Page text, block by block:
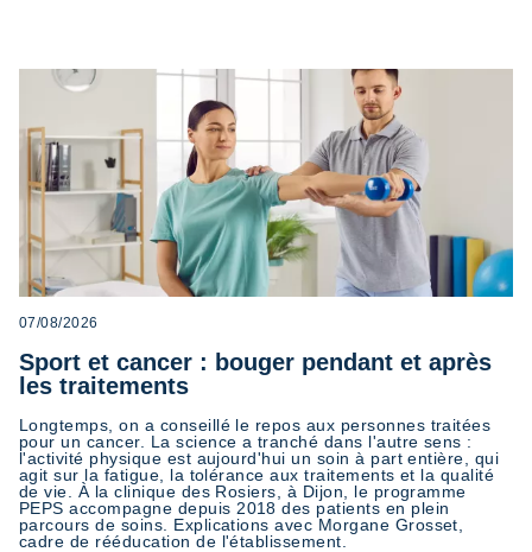
07/08/2026
Sport et cancer : bouger pendant et après
les traitements
Longtemps, on a conseillé le repos aux personnes traitées
pour un cancer. La science a tranché dans l'autre sens :
l'activité physique est aujourd'hui un soin à part entière, qui
agit sur la fatigue, la tolérance aux traitements et la qualité
de vie. À la clinique des Rosiers, à Dijon, le programme
PEPS accompagne depuis 2018 des patients en plein
parcours de soins. Explications avec Morgane Grosset,
cadre de rééducation de l'établissement.